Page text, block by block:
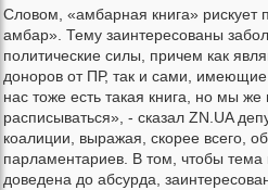
Словом, «амбарная книга» рискует
амбар». Тему заинтересованы
политические силы, причем как
доноров от ПР, так и сами,
нас тоже есть такая книга, но мы
расписываться», - сказал ZN.UA
коалиции, выражая, скорее всего,
парламентариев. В том, чтобы
доведена до абсурда,